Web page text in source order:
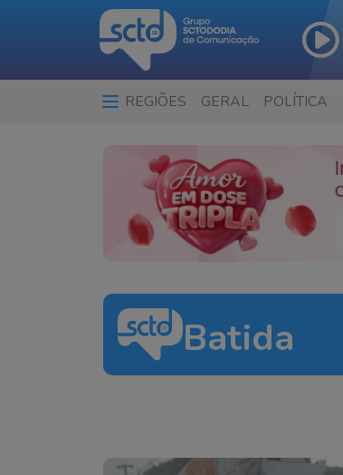
REGIÕES GERAL POLÍTICA
Batida